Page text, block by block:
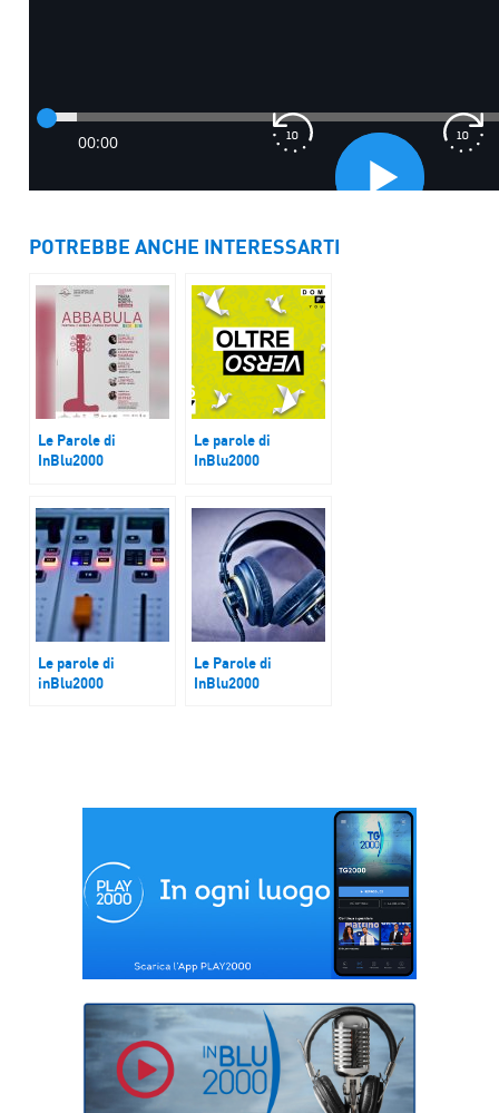
POTREBBE ANCHE INTERESSARTI
Le Parole di
InBlu2000
Le parole di
InBlu2000
Le parole di
inBlu2000
Le Parole di
InBlu2000